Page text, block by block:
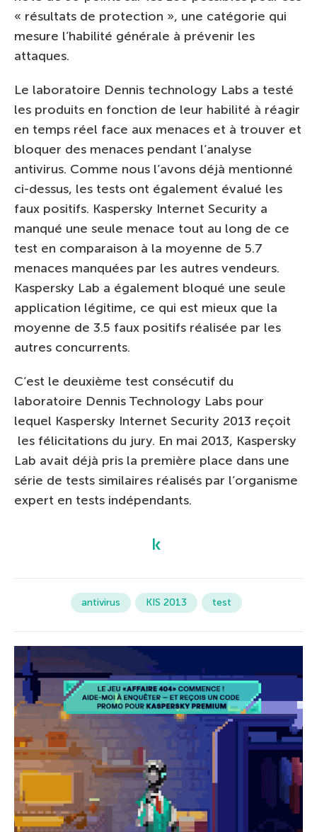
« résultats de protection », une catégorie qui
mesure l’habilité générale à prévenir les
attaques.
Le laboratoire Dennis technology Labs a testé
les produits en fonction de leur habilité à réagir
en temps réel face aux menaces et à trouver et
bloquer des menaces pendant l’analyse
antivirus. Comme nous l’avons déjà mentionné
ci-dessus, les tests ont également évalué les
faux positifs. Kaspersky Internet Security a
manqué une seule menace tout au long de ce
test en comparaison à la moyenne de 5.7
menaces manquées par les autres vendeurs.
Kaspersky Lab a également bloqué une seule
application légitime, ce qui est mieux que la
moyenne de 3.5 faux positifs réalisée par les
autres concurrents.
C’est le deuxième test consécutif du
laboratoire Dennis Technology Labs pour
lequel Kaspersky Internet Security 2013 reçoit
les félicitations du jury. En mai 2013, Kaspersky
Lab avait déjà pris la première place dans une
série de tests similaires réalisés par l’organisme
expert en tests indépendants.
antivirus KIS 2013 test